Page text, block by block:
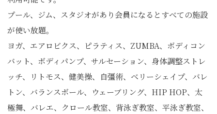
プール、ジム、スタジオがあり会員になるとすべての施設
が使い放題。
ヨガ、エアロビクス、ピラティス、ZUMBA、ボディコン
バット、ボディパンプ、サルセーション、身体調整ストレ
ッチ、リトモス、健美操、自彊術、ベリーシェイプ、バレ
トン、バランスボール、ウェーブリング、HIP HOP、太
極舞、バレエ、クロール教室、背泳ぎ教室、平泳ぎ教室、